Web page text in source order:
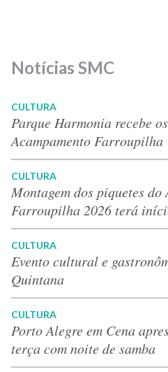
Notícias SMC
CULTURA
Parque Harmonia recebe
Acampamento Farroupilha
CULTURA
Montagem dos piquetes do
Farroupilha 2026 terá
CULTURA
Evento cultural e
Quintana
CULTURA
Porto Alegre em Cena
terça com noite de samba